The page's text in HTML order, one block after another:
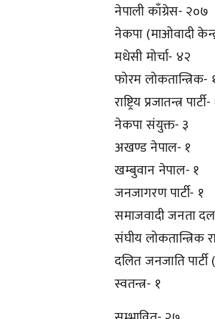
नेपाली काँग्रेस- २०७
नेकपा (माओवादी
मधेसी मोर्चा- ४२
फोरम लोकतान्त्रिक-
राष्ट्रिय प्रजातन्त्र
नेकपा संयुक्त- ३
अखण्ड नेपाल- १
खम्बुवान नेपाल- १
जनजागरण पार्टी- १
समाजवादी जनता
संघीय लोकतान्त्रिक
दलित जनजाति
स्वतन्त्र- १